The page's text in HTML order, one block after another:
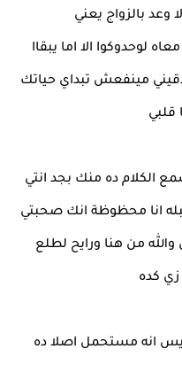
وعد بالزواج يعني
لوحدوكوا الا اما يبقاا
مينفعش تبداي حياتك
قلبي
الكلام ده منك بجد انتي
انا محظوظة انك صحبتي
من هنا ورايح لطلع
كده
انه مستحمل اصلا ده